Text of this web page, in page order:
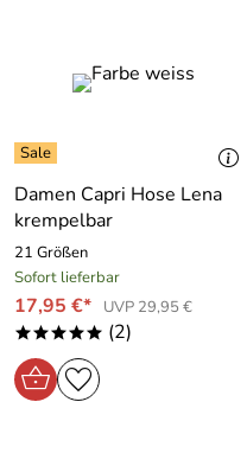
Damen Capri Hose Lena
krempelbar
21 Größen
Sofort lieferbar
17,95 €* UVP 29,95 €
***** (2)